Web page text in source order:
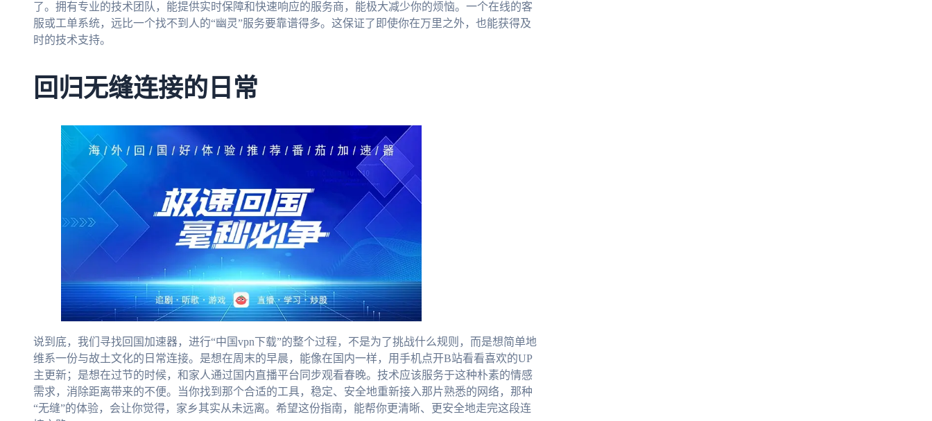
了。拥有专业的技术团队，能提供实时保障和快速响应的服务商，能极大减少你的烦恼。一个在线的客
服或工单系统，远比一个找不到人的“幽灵”服务要靠谱得多。这保证了即使你在万里之外，也能获得及
时的技术支持。
回归无缝连接的日常
说到底，我们寻找回国加速器，进行“中国vpn下载”的整个过程，不是为了挑战什么规则，而是想简单地
维系一份与故土文化的日常连接。是想在周末的早晨，能像在国内一样，用手机点开B站看看喜欢的UP
主更新；是想在过节的时候，和家人通过国内直播平台同步观看春晚。技术应该服务于这种朴素的情感
需求，消除距离带来的不便。当你找到那个合适的工具，稳定、安全地重新接入那片熟悉的网络，那种
“无缝”的体验，会让你觉得，家乡其实从未远离。希望这份指南，能帮你更清晰、更安全地走完这段连